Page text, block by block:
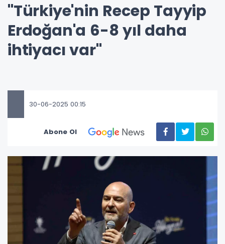
"Türkiye'nin Recep Tayyip
Erdoğan'a 6-8 yıl daha
ihtiyacı var"
30-06-2025 00:15
Abone Ol